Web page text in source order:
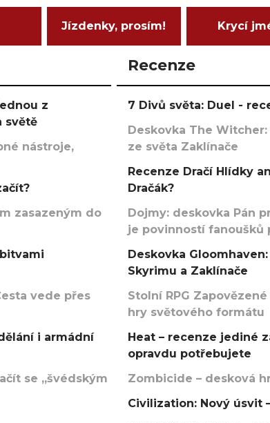
Jízdenky, prosím! Krycí
z
světě
nástroje,
zasazeným do
vede přes
i armádní
se „švédským
Recenze
7 Divů světa: Duel -
Deskovka The
ze světa Zaklínače
Recenze Dračí Hlídky
Dračák?
Dojmy: deskovka Pán
je povinností fanoušků
Deskovka
Skyrimu a Zaklínače
Stolní RPG
hry světového formátu
Heat – recenze jediné
opravdu potřebujete
Zombicide – desková
Civilization: Nový úsvit